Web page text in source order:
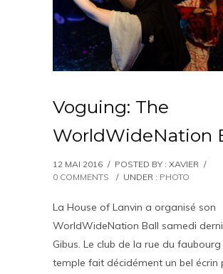
Voguing: The
WorldWideNation
12 MAI 2016 / POSTED BY : XAVIER /
0 COMMENTS
/ UNDER : PHOTO
La House of Lanvin a organisé son
WorldWideNation Ball samedi
Gibus. Le club de la rue du faubourg
temple fait décidément un bel écrin